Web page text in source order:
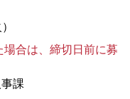
、締切日前に募
課